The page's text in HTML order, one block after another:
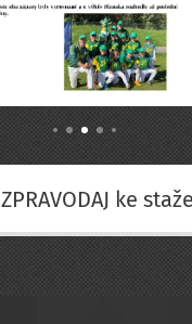
ZPRAVODAJ ke